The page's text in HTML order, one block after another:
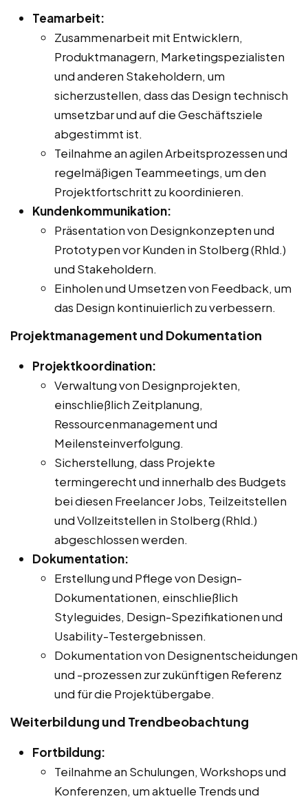
Teamarbeit:
Zusammenarbeit mit Entwicklern,
Produktmanagern, Marketingspezialisten
und anderen Stakeholdern, um
sicherzustellen, dass das Design technisch
umsetzbar und auf die Geschäftsziele
abgestimmt ist.
Teilnahme an agilen Arbeitsprozessen und
regelmäßigen Teammeetings, um den
Projektfortschritt zu koordinieren.
Kundenkommunikation:
Präsentation von Designkonzepten und
Prototypen vor Kunden in Stolberg (Rhld.)
und Stakeholdern.
Einholen und Umsetzen von Feedback, um
das Design kontinuierlich zu verbessern.
Projektmanagement und Dokumentation
Projektkoordination:
Verwaltung von Designprojekten,
einschließlich Zeitplanung,
Ressourcenmanagement und
Meilensteinverfolgung.
Sicherstellung, dass Projekte
termingerecht und innerhalb des Budgets
bei diesen Freelancer Jobs, Teilzeitstellen
und Vollzeitstellen in Stolberg (Rhld.)
abgeschlossen werden.
Dokumentation:
Erstellung und Pflege von Design-
Dokumentationen, einschließlich
Styleguides, Design-Spezifikationen und
Usability-Testergebnissen.
Dokumentation von Designentscheidungen
und -prozessen zur zukünftigen Referenz
und für die Projektübergabe.
Weiterbildung und Trendbeobachtung
Fortbildung:
Teilnahme an Schulungen, Workshops und
Konferenzen, um aktuelle Trends und